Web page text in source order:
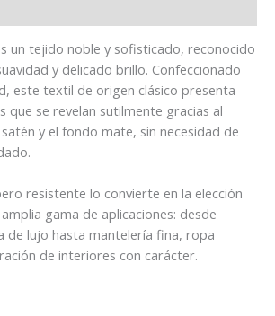
un tejido noble y sofisticado, reconocido
y delicado brillo. Confeccionado
este textil de origen clásico presenta
que se revelan sutilmente gracias al
y el fondo mate, sin necesidad de
resistente lo convierte en la elección
gama de aplicaciones: desde
de lujo hasta mantelería fina, ropa
de interiores con carácter.